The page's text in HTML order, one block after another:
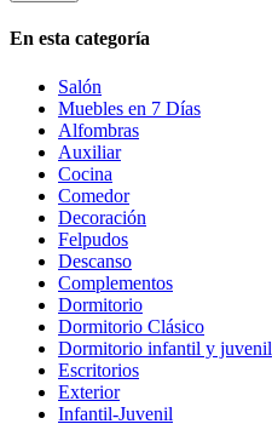
En esta categoría
Salón
Muebles en 7 Días
Alfombras
Auxiliar
Cocina
Comedor
Decoración
Felpudos
Descanso
Complementos
Dormitorio
Dormitorio Clásico
Dormitorio infantil y juvenil
Escritorios
Exterior
Infantil-Juvenil